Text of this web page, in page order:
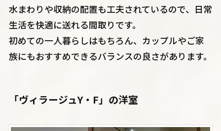
水まわりや収納の配置も工夫されているので、日常
生活を快適に送れる間取りです。
初めての一人暮らしはもちろん、カップルやご家
族にもおすすめできるバランスの良さがあります。
「ヴィラージュY・F」の洋室